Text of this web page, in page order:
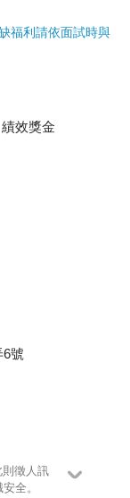
福利請依面試時與
效獎金
6號
徵人訊
全。